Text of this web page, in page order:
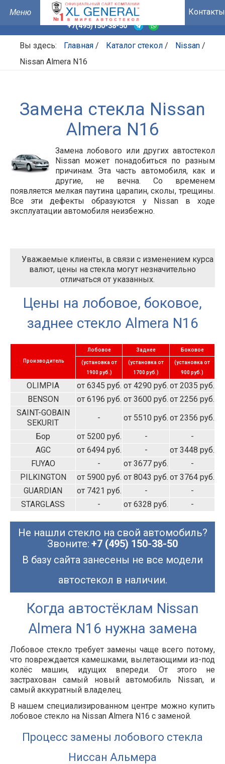
Контакты
+7(495)150-38-50
Вы здесь: Главная / Каталог стекол / Nissan /
Nissan Almera N16
Замена стекла Nissan
Almera N16
Замена лобового или других автостекол
Nissan может понадобиться по разным
причинам. Эта часть автомобиля, как и
другие, не вечна. Со временем
появляется мелкая паутина царапин, сколы, трещины.
Все эти дефекты образуются у Nissan в ходе
эксплуатации автомобиля неизбежно.
Уважаемые клиенты, в связи с изменением курса
валют, цены на стекла могут незначительно
отличаться от указанных.
Цены на лобовое, боковое,
заднее стекло Almera N16
Производитель
Лобовое Заднее Боковое
(установка от
1900 руб.)
(установка от
1700 руб.)
(установка от
900 руб.)
OLIMPIA от 6345 руб. от 4290 руб. от 2035 руб.
BENSON
от 6196 руб. от 3600 руб. от 2256 руб.
SAINT-GOBAIN
SEKURIT
- от 5510 руб. от 2356 руб.
Бор
от 5200 руб. -
-
AGC
от 6494 руб. -
от 3448 руб.
FUYAO
- от 3677 руб.
-
PILKINGTON
от 5900 руб. от 8043 руб. от 3764 руб.
GUARDIAN
от 7421 руб. -
-
STARGLASS
- от 6328 руб. -
Не нашли стекло на свой автомобиль?
Звоните: +7 (495) 150-38-50
В базу сайта занесены не все модели
автостекол в наличии.
Когда автостёклам Nissan
Almera N16 нужна замена
Лобовое стекло требует замены чаще всего потому,
что повреждается камешками, вылетающими из-под
колёс машин, идущих впереди. От этого не
застрахован самый новый автомобиль Nissan, и
самый аккуратный владелец.
В нашем специализированном центре можно купить
лобовое стекло на Nissan Almera N16 с заменой.
Процесс замены лобового стекла
Ниссан Альмера